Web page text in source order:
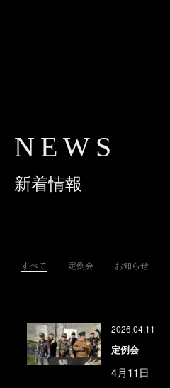
NEWS
新着情報
すべて 定例会 お知らせ
2026.04.11
定例会
4月11日